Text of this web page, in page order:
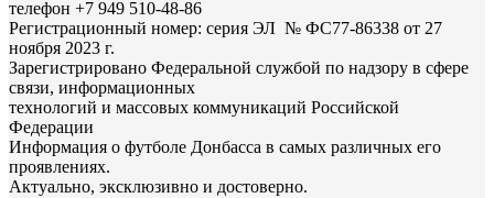
телефон +7 949 510-48-86
Регистрационный номер: серия ЭЛ № ФС77-86338 от 27
ноября 2023 г.
Зарегистрировано Федеральной службой по надзору в сфере
связи, информационных
технологий и массовых коммуникаций Российской
Федерации
Информация о футболе Донбасса в самых различных его
проявлениях.
Актуально, эксклюзивно и достоверно.